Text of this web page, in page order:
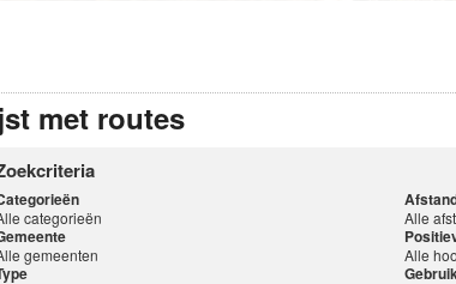
met routes
categorieën
gemeenten
Alle
Alle